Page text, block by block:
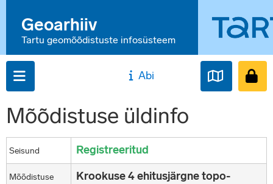
Geoarhiiv
Tartu geomõõdistuste infosüsteem
Abi
Mõõdistuse üldinfo
Seisund Registreeritud
Mõõdistuse
Krookuse 4 ehitusjärgne topo-